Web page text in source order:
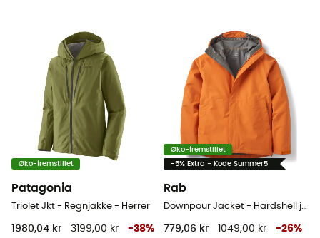
Øko-fremstillet
Patagonia
Triolet Jkt - Regnjakke - Herrer
1980,04 kr 3199,00 kr -38%
Øko-fremstillet
-5% Extra - Kode Summer5
Rab
779,06 kr 1049,00 kr -26%